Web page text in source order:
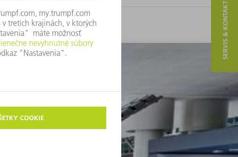
SERVIS & KONTAKT